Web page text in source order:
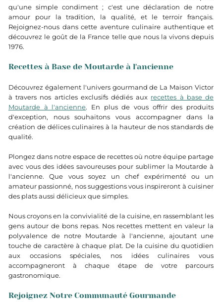
qu'une simple condiment ; c'est une déclaration de notre
amour pour la tradition, la qualité, et le terroir français.
Rejoignez-nous dans cette aventure culinaire authentique et
découvrez le goût de la France telle que nous la vivons depuis
1976.
Recettes à Base de Moutarde à l'ancienne
Découvrez également l'univers gourmand de La Maison Victor
à travers nos articles exclusifs dédiés aux recettes à base de
Moutarde à l'ancienne. En plus de vous offrir des produits
d'exception, nous souhaitons vous accompagner dans la
création de délices culinaires à la hauteur de nos standards de
qualité.
Plongez dans notre espace de recettes où notre équipe partage
avec vous des idées savoureuses pour sublimer la Moutarde à
l'ancienne. Que vous soyez un chef expérimenté ou un
amateur passionné, nos suggestions vous inspireront à cuisiner
des plats aussi délicieux que simples.
Nous croyons en la convivialité de la cuisine, en rassemblant les
gens autour de bons repas. Nos recettes mettent en valeur la
polyvalence de notre Moutarde à l'ancienne, ajoutant une
touche de caractère à chaque plat. De la cuisine du quotidien
aux occasions spéciales, nos idées culinaires vous
accompagneront à chaque étape de votre parcours
gastronomique.
Rejoignez Notre Communauté Gourmande